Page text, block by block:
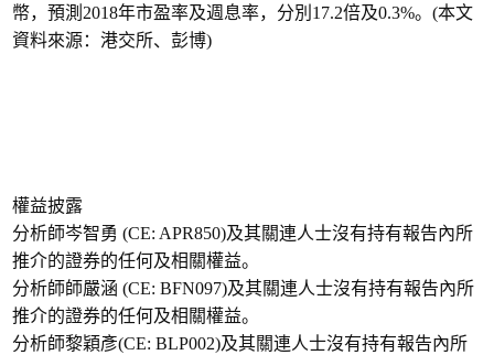
幣，預測2018年市盈率及週息率，分別17.2倍及0.3%。(本文
資料來源：港交所、彭博)
權益披露
分析師岑智勇 (CE: APR850)及其關連人士沒有持有報告內所
推介的證券的任何及相關權益。
分析師師嚴涵 (CE: BFN097)及其關連人士沒有持有報告內所
推介的證券的任何及相關權益。
分析師黎穎彥(CE: BLP002)及其關連人士沒有持有報告內所